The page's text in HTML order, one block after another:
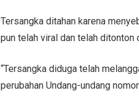
Tersangka ditahan karena
pun telah viral dan telah ditonton
“Tersangka diduga telah
perubahan Undang-undang